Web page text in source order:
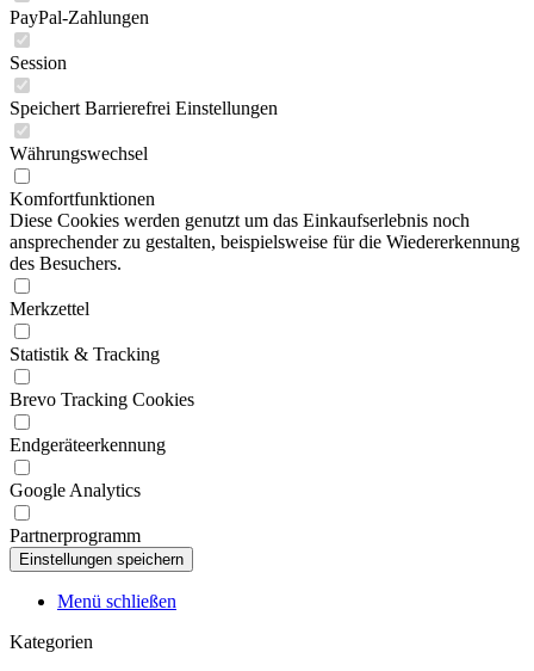
PayPal-Zahlungen
Session
Speichert Barrierefrei Einstellungen
Währungswechsel
Komfortfunktionen
Diese Cookies werden genutzt um das Einkaufserlebnis noch
ansprechender zu gestalten, beispielsweise für die Wiedererkennung
des Besuchers.
Merkzettel
Statistik & Tracking
Brevo Tracking Cookies
Endgeräteerkennung
Google Analytics
Partnerprogramm
Menü schließen
Kategorien